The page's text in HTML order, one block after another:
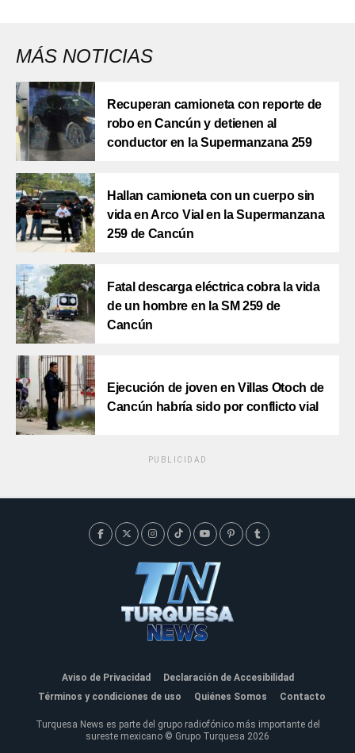
MÁS NOTICIAS
Recuperan camioneta con reporte de
robo en Cancún y detienen al
conductor en la Supermanzana 259
Hallan camioneta con un cuerpo sin
vida en Arco Vial en la Supermanzana
259 de Cancún
Fatal descarga eléctrica cobra la vida
de un hombre en la SM 259 de
Cancún
Ejecución de joven en Villas Otoch de
Cancún habría sido por conflicto vial
PUBLICIDAD
Aviso de Privacidad
Declaración de Accesibilidad
Términos y condiciones de uso
Quiénes Somos Contacto
Turquesa News es parte del grupo radiofónico más importante del
sureste mexicano © Grupo Turquesa 2026